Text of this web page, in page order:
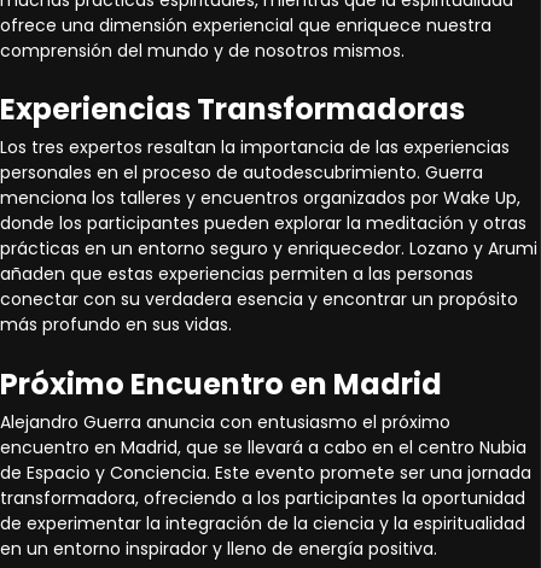
ofrece una dimensión experiencial que enriquece nuestra
comprensión del mundo y de nosotros mismos.
Experiencias Transformadoras
Los tres expertos resaltan la importancia de las experiencias
personales en el proceso de autodescubrimiento. Guerra
menciona los talleres y encuentros organizados por Wake Up,
donde los participantes pueden explorar la meditación y otras
prácticas en un entorno seguro y enriquecedor. Lozano y Arumi
añaden que estas experiencias permiten a las personas
conectar con su verdadera esencia y encontrar un propósito
más profundo en sus vidas.
Próximo Encuentro en Madrid
Alejandro Guerra anuncia con entusiasmo el próximo
encuentro en Madrid, que se llevará a cabo en el centro Nubia
de Espacio y Conciencia. Este evento promete ser una jornada
transformadora, ofreciendo a los participantes la oportunidad
de experimentar la integración de la ciencia y la espiritualidad
en un entorno inspirador y lleno de energía positiva.